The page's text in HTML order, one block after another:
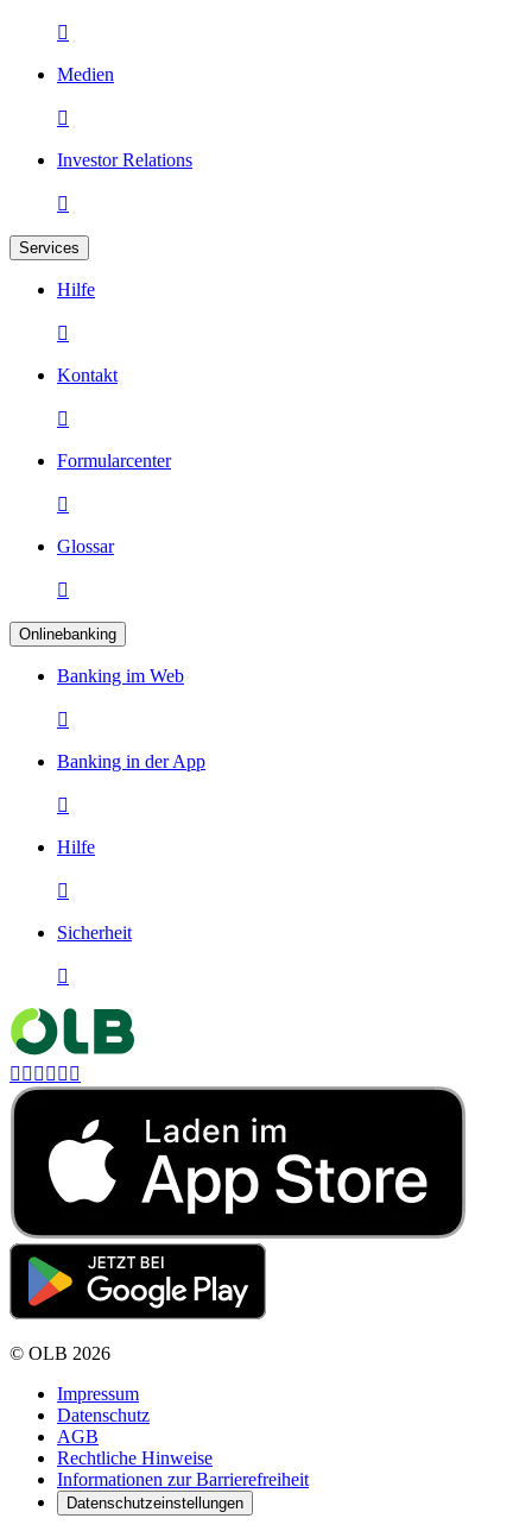

Medien

Investor Relations

Services
Hilfe

Kontakt

Formularcenter

Glossar

Onlinebanking
Banking im Web

Banking in der App

Hilfe

Sicherheit

     
© OLB 2026
Impressum
Datenschutz
AGB
Rechtliche Hinweise
Informationen zur Barrierefreiheit
Datenschutzeinstellungen